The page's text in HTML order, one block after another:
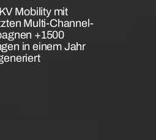
Mobility mit
Multi-Channel-
+1500
in einem Jahr